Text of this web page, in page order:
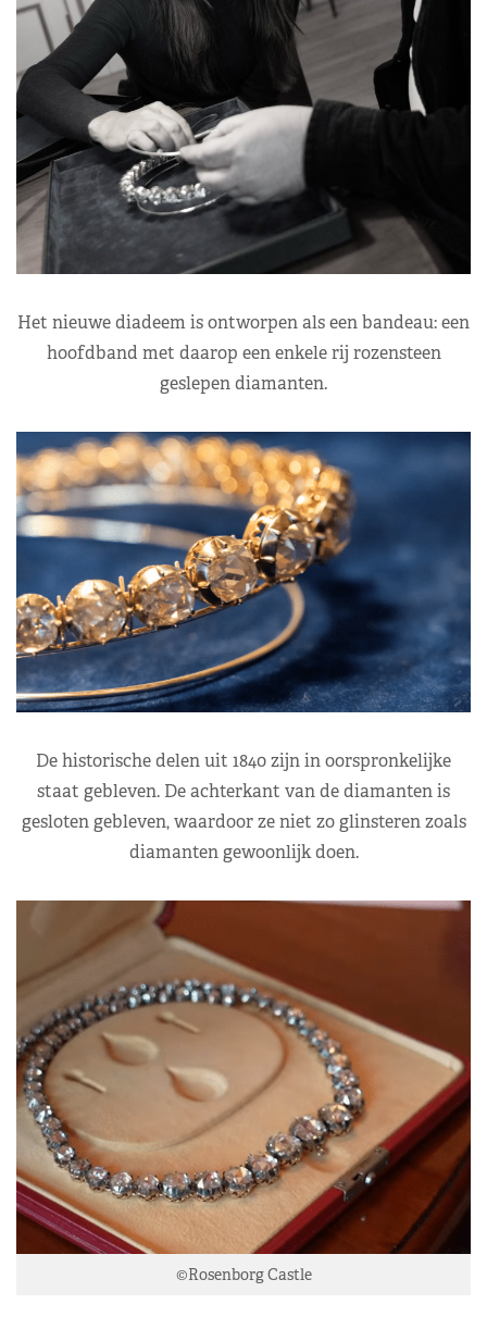
Het nieuwe diadeem is ontworpen als een bandeau: een
hoofdband met daarop een enkele rij rozensteen
geslepen diamanten.
De historische delen uit 1840 zijn in oorspronkelijke
staat gebleven. De achterkant van de diamanten is
gesloten gebleven, waardoor ze niet zo glinsteren zoals
diamanten gewoonlijk doen.
©Rosenborg Castle